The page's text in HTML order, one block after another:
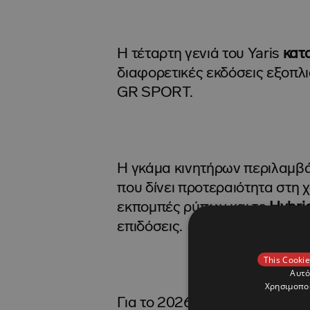
Η τέταρτη γενιά του Yaris
διαφορετικές εκδόσεις
GR SPORT.
Η γκάμα κινητήρων
που δίνει προτεραιότητα
εκπομπές ρύπων και το
επιδόσεις.
Για το 2026, η ,
This